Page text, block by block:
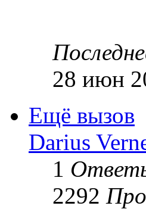
28 июн
Ещё вызов
Darius
1
2292